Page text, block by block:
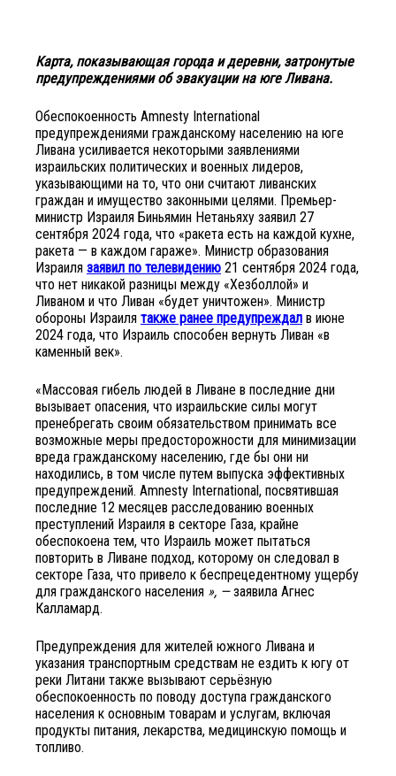
Карта, показывающая города и деревни, затронутые
предупреждениями об эвакуации на юге Ливана.
Обеспокоенность Amnesty International
предупреждениями гражданскому населению на юге
Ливана усиливается некоторыми заявлениями
израильских политических и военных лидеров,
указывающими на то, что они считают ливанских
граждан и имущество законными целями. Премьер-
министр Израиля Биньямин Нетаньяху заявил 27
сентября 2024 года, что «ракета есть на каждой кухне,
ракета — в каждом гараже». Министр образования
Израиля заявил по телевидению 21 сентября 2024 года,
что нет никакой разницы между «Хезболлой» и
Ливаном и что Ливан «будет уничтожен». Министр
обороны Израиля также ранее предупреждал в июне
2024 года, что Израиль способен вернуть Ливан «в
каменный век».
«Массовая гибель людей в Ливане в последние дни
вызывает опасения, что израильские силы могут
пренебрегать своим обязательством принимать все
возможные меры предосторожности для минимизации
вреда гражданскому населению, где бы они ни
находились, в том числе путем выпуска эффективных
предупреждений. Amnesty International, посвятившая
последние 12 месяцев расследованию военных
преступлений Израиля в секторе Газа, крайне
обеспокоена тем, что Израиль может пытаться
повторить в Ливане подход, которому он следовал в
секторе Газа, что привело к беспрецедентному ущербу
для гражданского населения », —заявила Агнес
Калламард.
Предупреждения для жителей южного Ливана и
указания транспортным средствам не ездить к югу от
реки Литани также вызывают серьёзную
обеспокоенность по поводу доступа гражданского
населения к основным товарам и услугам, включая
продукты питания, лекарства, медицинскую помощь и
топливо.